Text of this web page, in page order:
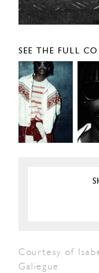
SEE THE FULL
Courtesy of
Galiegue